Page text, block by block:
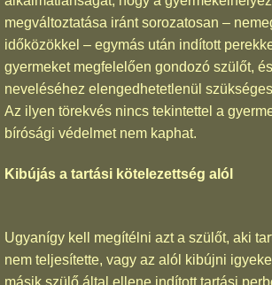
megváltoztatása iránt sorozatosan –
időközökkel – egymás után indított
gyermeket megfelelően gondozó szülőt,
neveléséhez elengedhetetlenül
Az ilyen törekvés nincs tekintettel a
bírósági védelmet nem kaphat.
Kibújás a tartási kötelezettség alól
Ugyanígy kell megítélni azt a szülőt, aki
nem teljesítette, vagy az alól kibújni
másik szülő által ellene indított tartási